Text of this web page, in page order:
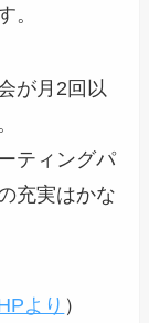
。
が月2回以
ティングパ
充実はかな
より ）